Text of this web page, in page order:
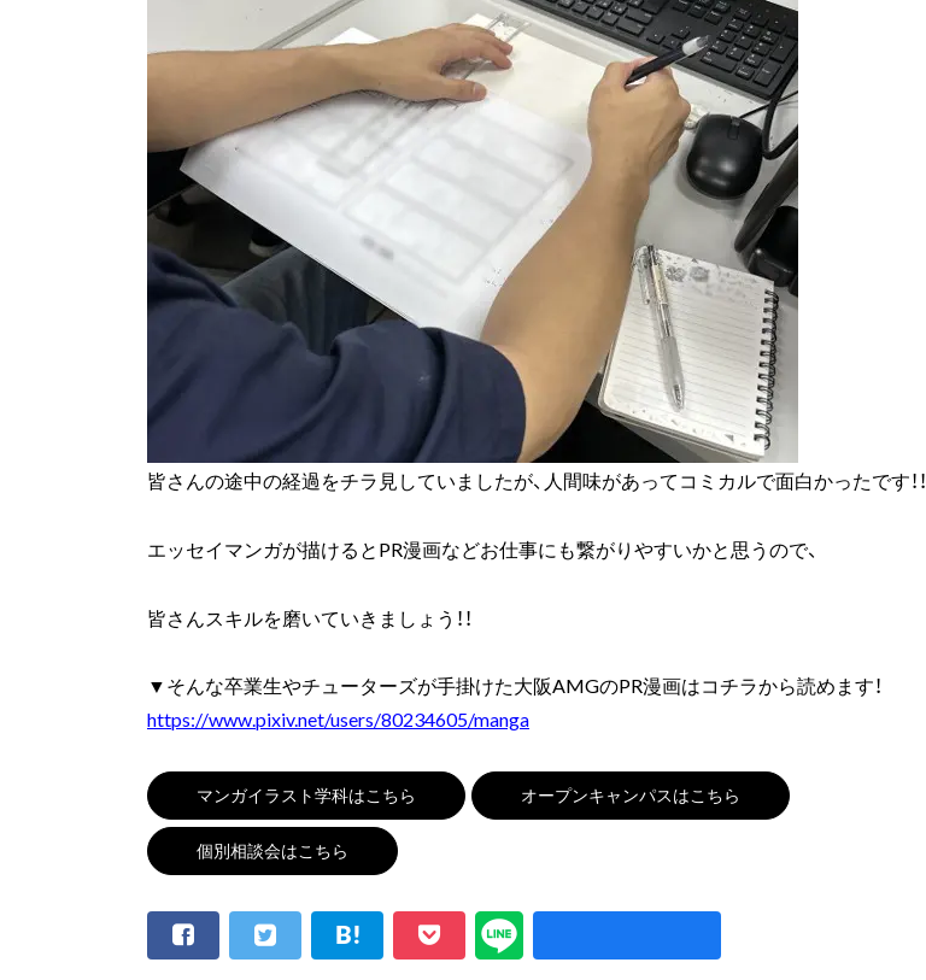
皆さんの途中の経過をチラ見していましたが、人間味があってコミカルで面白かったです！！
エッセイマンガが描けるとPR漫画などお仕事にも繋がりやすいかと思うので、
皆さんスキルを磨いていきましょう！！
▼そんな卒業生やチューターズが手掛けた大阪AMGのPR漫画はコチラから読めます！
https://www.pixiv.net/users/80234605/manga
マンガイラスト学科はこちら オープンキャンパスはこちら
個別相談会はこちら